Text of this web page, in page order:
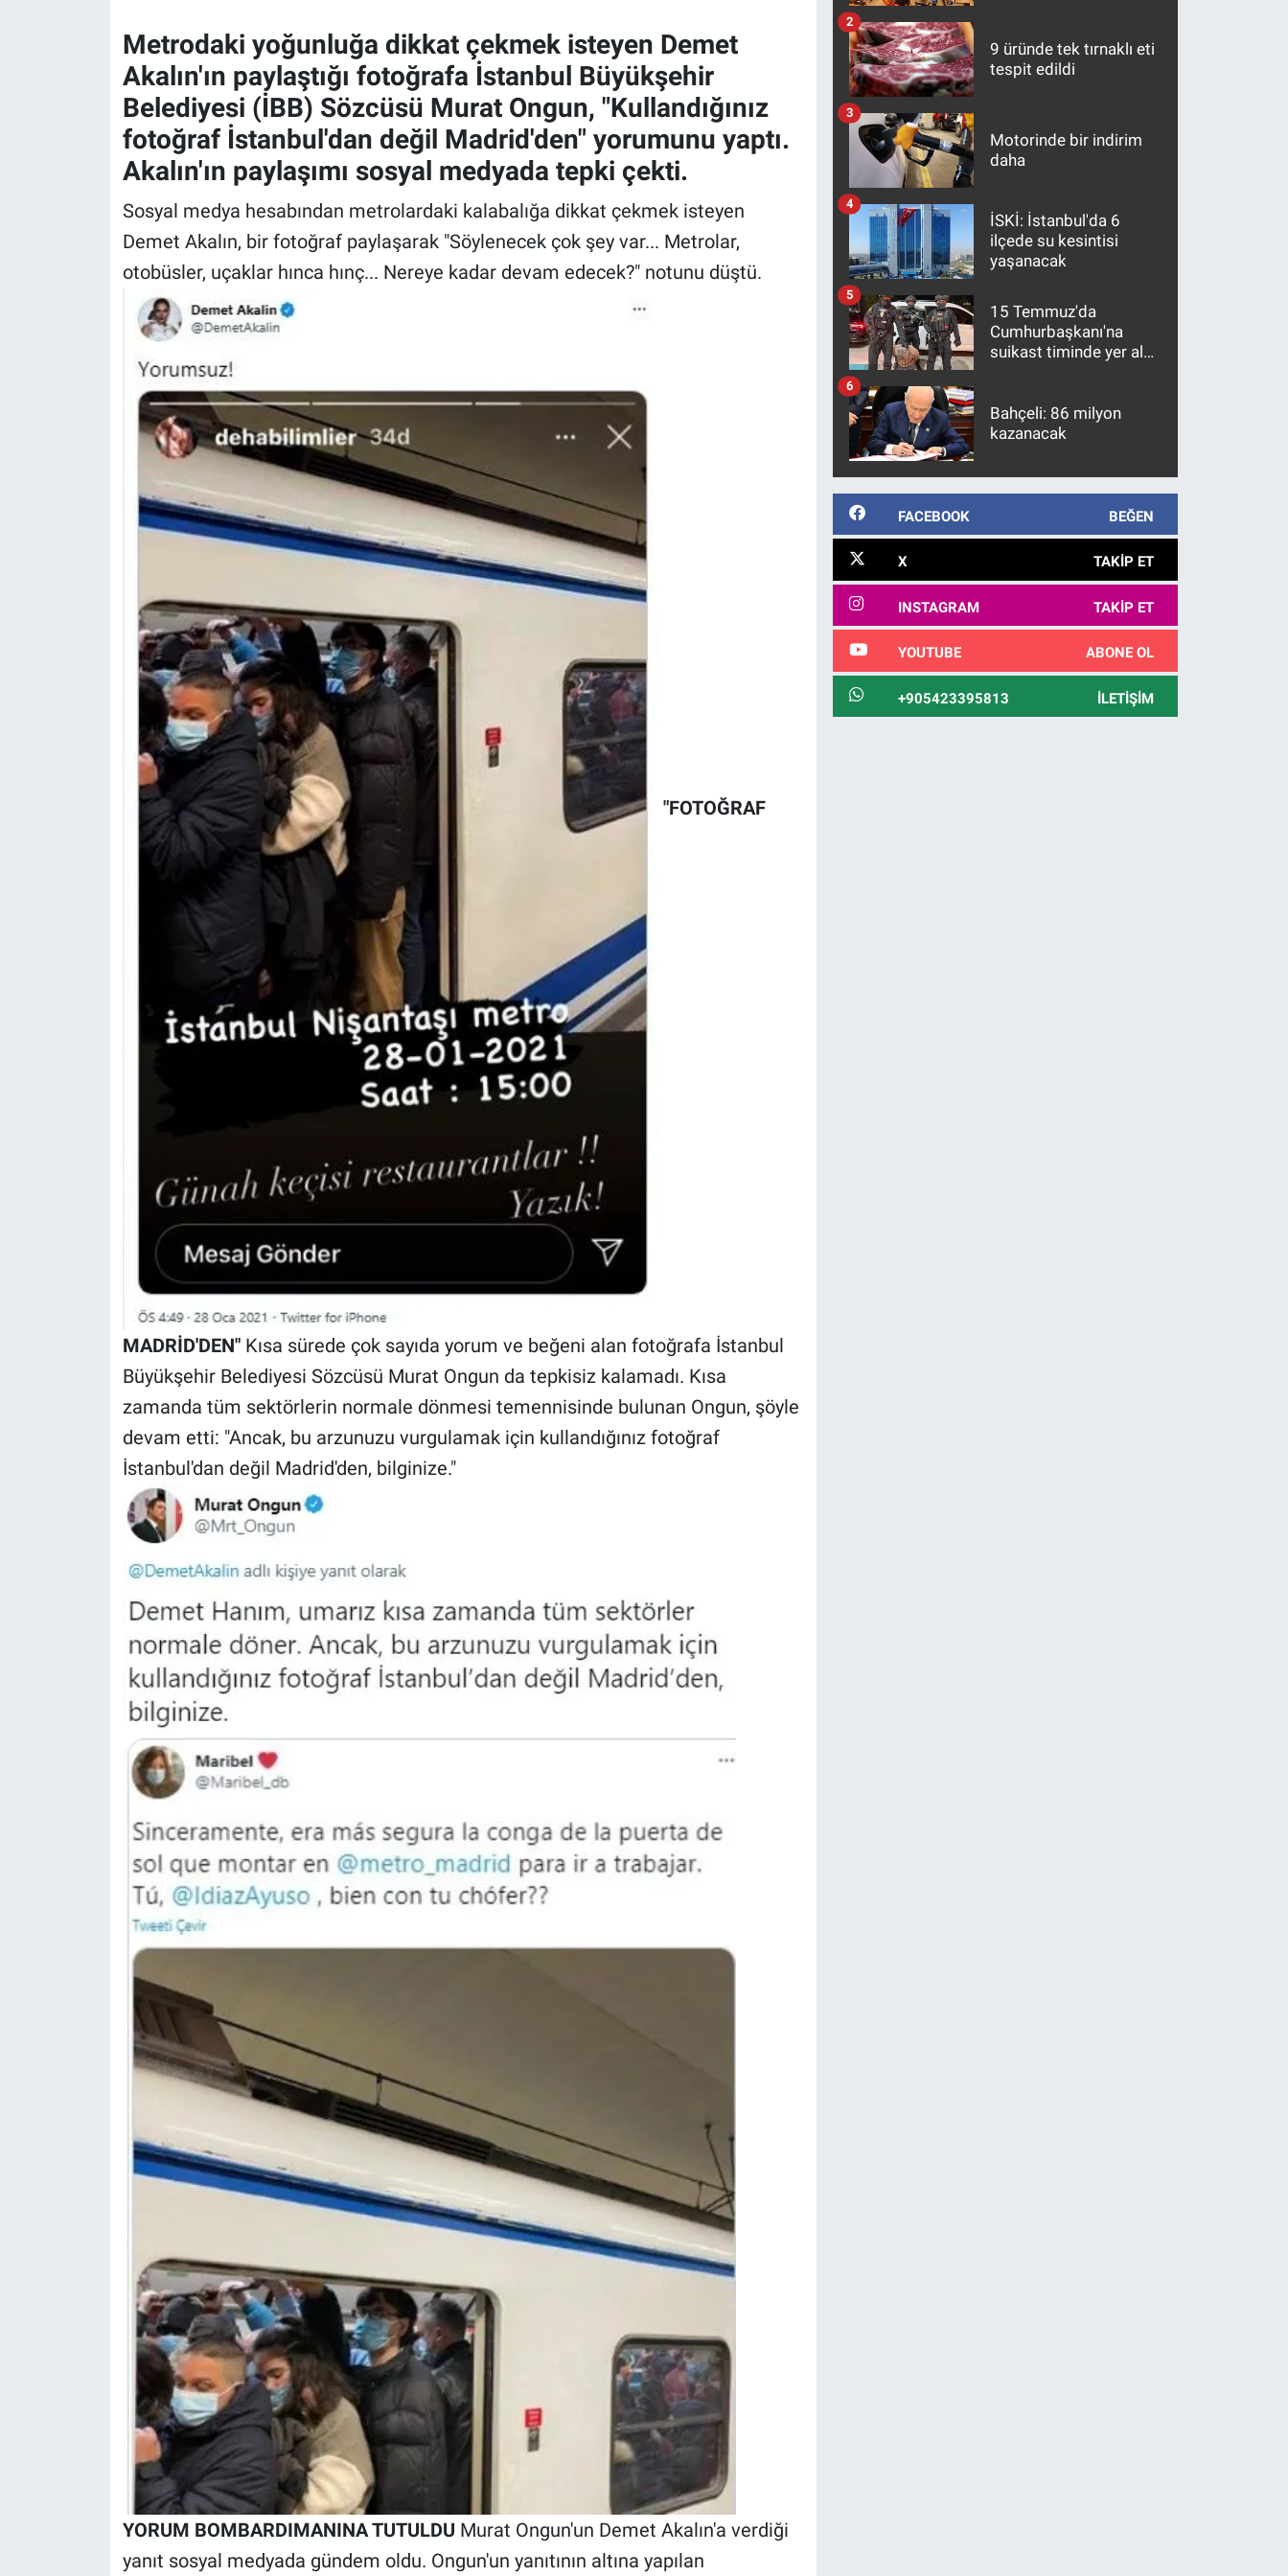
Metrodaki yoğunluğa dikkat çekmek isteyen Demet
Akalın'ın paylaştığı fotoğrafa İstanbul Büyükşehir
Belediyesi (İBB) Sözcüsü Murat Ongun, "Kullandığınız
fotoğraf İstanbul'dan değil Madrid'den" yorumunu yaptı.
Akalın'ın paylaşımı sosyal medyada tepki çekti.
Sosyal medya hesabından metrolardaki kalabalığa dikkat çekmek isteyen
Demet Akalın, bir fotoğraf paylaşarak "Söylenecek çok şey var... Metrolar,
otobüsler, uçaklar hınca hınç... Nereye kadar devam edecek?" notunu düştü.
"FOTOĞRAF
MADRİD'DEN"Kısa sürede çok sayıda yorum ve beğeni alan fotoğrafa İstanbul
Büyükşehir Belediyesi Sözcüsü Murat Ongun da tepkisiz kalamadı. Kısa
zamanda tüm sektörlerin normale dönmesi temennisinde bulunan Ongun, şöyle
devam etti: "Ancak, bu arzunuzu vurgulamak için kullandığınız fotoğraf
İstanbul'dan değil Madrid'den, bilginize."
YORUM BOMBARDIMANINA TUTULDU Murat Ongun'un Demet Akalın'a verdiği
yanıt sosyal medyada gündem oldu. Ongun'un yanıtının altına yapılan
9 üründe tek tırnaklı eti
tespit edildi
2
Motorinde bir indirim
daha
3
İSKİ: İstanbul'da 6
ilçede su kesintisi
yaşanacak
4
15 Temmuz'da
Cumhurbaşkanı'na
suikast timinde yer alan
5
Bahçeli: 86 milyon
kazanacak
6
FACEBOOK BEĞEN
X TAKIP ET
INSTAGRAM TAKIP ET
YOUTUBE ABONE OL
+905423395813 İLETIŞIM
Gündem Özel
Günün görüntüsü
Kültür Sanat
Programlar
Türkiye'nin Geleceği
Türkiye'nin Gündemi
Yerel Gündem